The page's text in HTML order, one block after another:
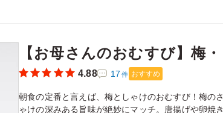
【お母さんのおむすび】梅
4.88 17 件 おすすめ
朝食の定番と言えば、梅としゃけのおむすび！梅の
ゃけの深みある旨味が絶妙にマッチ。唐揚げや卵焼